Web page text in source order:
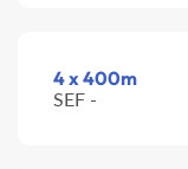
4 x 400m
SEF -